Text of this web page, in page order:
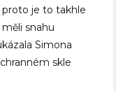
je to takhle
snahu
Simona
skle